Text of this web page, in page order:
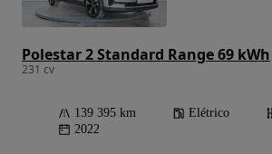
Polestar 2 Standard Range 69 kWh
231 cv
139 395 km Elétrico
2022